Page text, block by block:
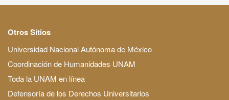
Otros Sitios
Universidad Nacional Autónoma de México
Coordinación de Humanidades UNAM
Toda la UNAM en línea
Defensoría de los Derechos Universitarios